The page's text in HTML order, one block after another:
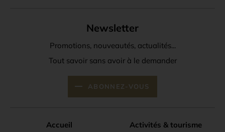
Newsletter
Promotions, nouveautés, actualités...
Tout savoir sans avoir à le demander
ABONNEZ-VOUS
Accueil
Activités & tourisme